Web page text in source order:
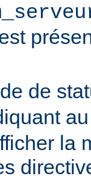
de
la